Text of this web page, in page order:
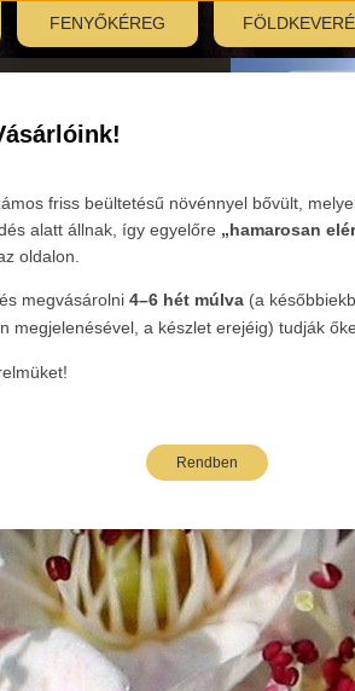
friss beültetésű növénnyel bővült,
alatt állnak, így egyelőre „hamarosan
oldalon.
megvásárolni 4–6 hét múlva (a
megjelenésével, a készlet erejéig) tudják
Rendben
FENYŐKÉREG
Tovább